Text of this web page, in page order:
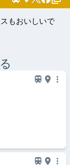
もおいしいで